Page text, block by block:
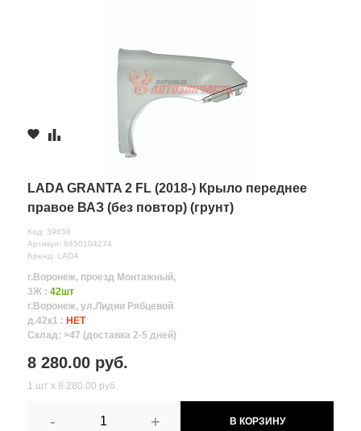
LADA GRANTA 2 FL (2018-) Крыло переднее
правое ВАЗ (без повтор) (грунт)
Код: 39656
Артикул: 8450104274
Бренд: LADA
г.Воронеж, проезд Монтажный,
3Ж : 42шт
г.Воронеж, ул.Лидии Рябцевой
д.42к1 : НЕТ
Склад: >47 (доставка 2-5 дней)
8 280.00 руб.
1 шт х 8 280.00 руб.
- + В КОРЗИНУ